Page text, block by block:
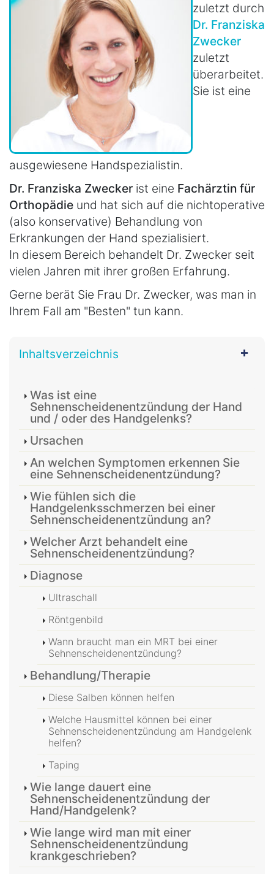
zuletzt durch
Dr. Franziska
Zwecker
zuletzt
überarbeitet.
Sie ist eine
ausgewiesene Handspezialistin.
Dr. Franziska Zwecker ist eine Fachärztin für
Orthopädie und hat sich auf die nichtoperative
(also konservative) Behandlung von
Erkrankungen der Hand spezialisiert.
In diesem Bereich behandelt Dr. Zwecker seit
vielen Jahren mit ihrer großen Erfahrung.
Gerne berät Sie Frau Dr. Zwecker, was man in
Ihrem Fall am "Besten" tun kann.
Inhaltsverzeichnis
Was ist eine
Sehnenscheidenentzündung der Hand
und / oder des Handgelenks?
Ursachen
An welchen Symptomen erkennen Sie
eine Sehnenscheidenentzündung?
Wie fühlen sich die
Handgelenksschmerzen bei einer
Sehnenscheidenentzündung an?
Welcher Arzt behandelt eine
Sehnenscheidenentzündung?
Diagnose
Ultraschall
Röntgenbild
Wann braucht man ein MRT bei einer
Sehnenscheidenentzündung?
Behandlung/Therapie
Diese Salben können helfen
Welche Hausmittel können bei einer
Sehnenscheidenentzündung am Handgelenk
helfen?
Taping
Wie lange dauert eine
Sehnenscheidenentzündung der
Hand/Handgelenk?
Wie lange wird man mit einer
Sehnenscheidenentzündung
krankgeschrieben?